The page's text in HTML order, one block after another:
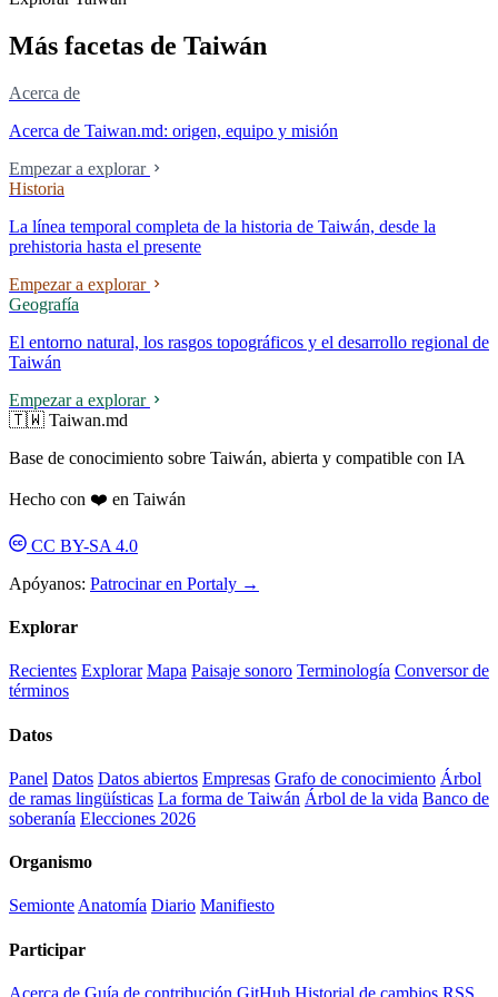
mercado.
Más facetas de Taiwán
Acerca de
Acerca de Taiwan.md: origen, equipo y misión
Empezar a explorar
Historia
La línea temporal completa de la historia de Taiwán, desde la
prehistoria hasta el presente
Empezar a explorar
Geografía
El entorno natural, los rasgos topográficos y el desarrollo regional de
Taiwán
Empezar a explorar
🇹🇼 Taiwan.md
Base de conocimiento sobre Taiwán, abierta y compatible con IA
Hecho con ❤️ en Taiwán
CC BY-SA 4.0
Apóyanos: Patrocinar en Portaly →
Explorar
Recientes Explorar Mapa Paisaje sonoro Terminología Conversor de
términos
Datos
Panel Datos Datos abiertos Empresas Grafo de conocimiento Árbol
de ramas lingüísticas La forma de Taiwán Árbol de la vida Banco de
soberanía Elecciones 2026
Organismo
SemionteAnatomía Diario Manifiesto
Participar
Acerca de Guía de contribución GitHub Historial de cambios RSS